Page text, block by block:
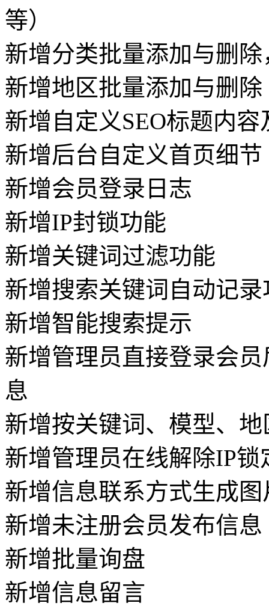
等）
新增分类批量添加与删
新增地区批量添加与删除
新增自定义SEO标题内容
新增后台自定义首页细
新增会员登录日志
新增IP封锁功能
新增关键词过滤功能
新增搜索关键词自动记录
新增智能搜索提示
新增管理员直接登录会
息
新增按关键词、模型、
新增管理员在线解除IP锁
新增信息联系方式生成
新增未注册会员发布信息
新增批量询盘
新增信息留言